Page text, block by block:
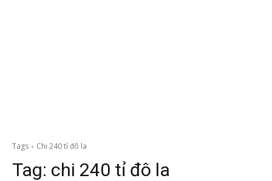
Tags Chi 240 tỉ đô la
Tag: chi 240 tỉ đô la